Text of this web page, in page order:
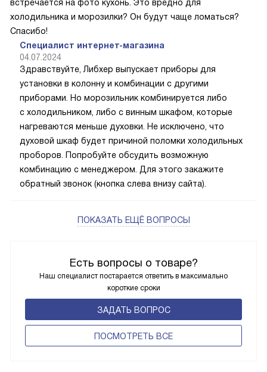
Есть вопросы о товаре?
Наш специалист постарается ответить в максимально
короткие сроки
ЗАДАТЬ ВОПРОС
ПОCМОТРЕТЬ ВСЕ
встречается на фото кухонь. Это вредно для
холодильника и морозилки? Он будут чаще ломаться?
Спасибо!
Специалист интернет-магазина
04.07.2024
Здравствуйте, Либхер выпускает приборы для
установки в колонну и комбинации с другими
приборами. Но морозильник комбинируется либо
с холодильником, либо с винным шкафом, которые
нагреваются меньше духовки. Не исключено, что
духовой шкаф будет причиной поломки холодильных
проборов. Попробуйте обсудить возможную
комбинацию с менеджером. Для этого закажите
обратный звонок (кнопка слева внизу сайта).
ПОКАЗАТЬ ЕЩЁ ВОПРОСЫ